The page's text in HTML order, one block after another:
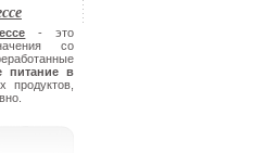
- это
со
питание в
продуктов,